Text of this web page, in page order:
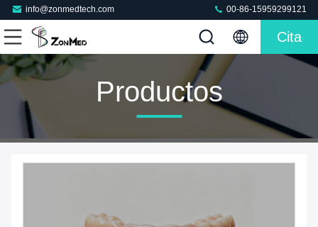
info@zonmedtech.com 00-86-15959299121
Cita
Productos